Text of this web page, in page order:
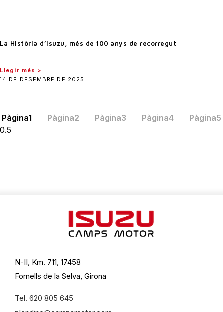
La Història d’Isuzu, més de 100 anys de recorregut
Llegir més >
14 DE DESEMBRE DE 2025
Pàgina1 Pàgina2 Pàgina3 Pàgina4 Pàgina5
N-II, Km. 711, 17458
Fornells de la Selva, Girona
Tel. 620 805 645